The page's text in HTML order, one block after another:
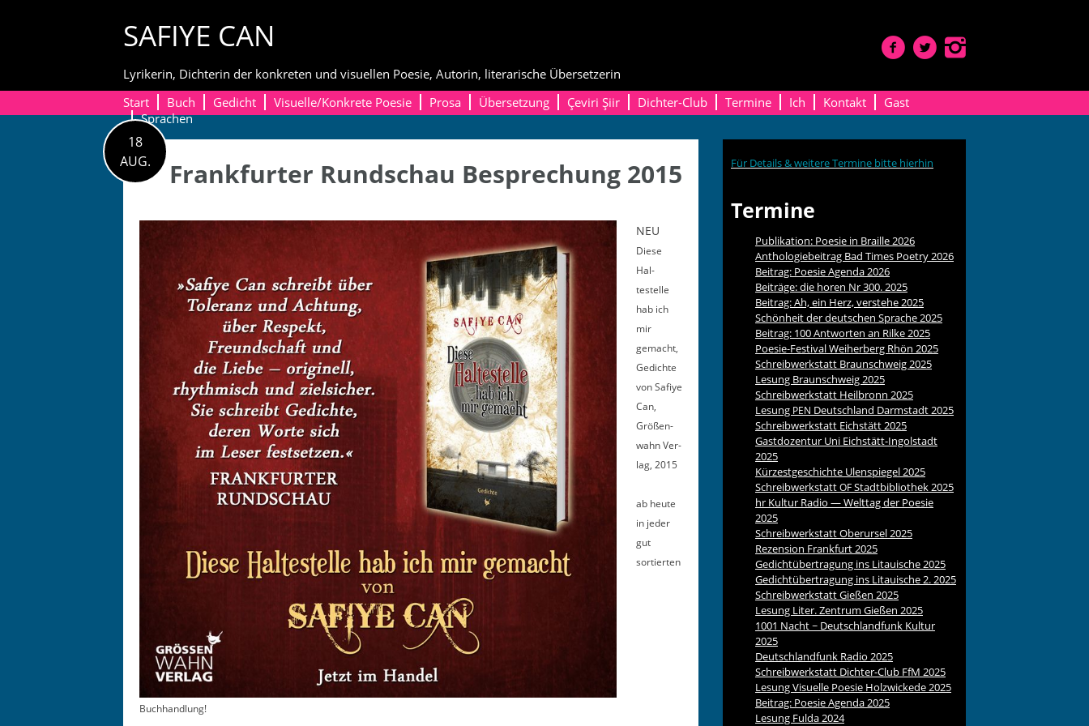
SAFIYE CAN
Lyrikerin, Dichterin der konkreten und visuellen Poesie, Autorin, literarische Übersetzerin
Start
Buch Gedicht Visuelle/Konkrete Poesie Prosa Übersetzung Çeviri Şiir Dichter-Club Termine Ich Kontakt
Gast
Sprachen
18
AUG.
Frankfurter Rundschau Besprechung 2015
NEU
Diese
Hal­
testelle
hab ich
mir
gemacht,
Gedichte
von Safiye
Can,
Größen­
wahn Ver­
lag, 2015
ab heute
in jed­er
gut
sortierten
Buchhandlung!
Für Details & weitere Termine bitte hierhin
Termine
Publikation: Poesie in Braille 2026
Anthologiebeitrag Bad Times Poetry 2026
Beitrag: Poesie Agenda 2026
Beiträge: die horen Nr 300. 2025
Beitrag: Ah, ein Herz, verstehe 2025
Schönheit der deutschen Sprache 2025
Beitrag: 100 Antworten an Rilke 2025
Poesie-Festival Weiherberg Rhön 2025
Schreibwerkstatt Braunschweig 2025
Lesung Braunschweig 2025
Schreibwerkstatt Heilbronn 2025
Lesung PEN Deutschland Darmstadt 2025
Schreibwerkstatt Eichstätt 2025
Gastdozentur Uni Eichstätt-Ingolstadt
2025
Kürzestgeschichte Ulenspiegel 2025
SchreibwerkstattOFStadtbibliothek 2025
hr Kultur Radio — Welttag der Poesie
2025
Schreibwerkstatt Oberursel 2025
Rezension Frankfurt 2025
Gedichtübertragung ins Litauische 2025
Gedichtübertragung ins Litauische 2. 2025
Schreibwerkstatt Gießen 2025
Lesung Liter. Zentrum Gießen 2025
1001 Nacht ~ Deutschlandfunk Kultur
2025
Deutschlandfunk Radio 2025
Schreibwerkstatt Dichter-Club FfM 2025
Lesung Visuelle Poesie Holzwickede 2025
Beitrag: Poesie Agenda 2025
Lesung Fulda 2024